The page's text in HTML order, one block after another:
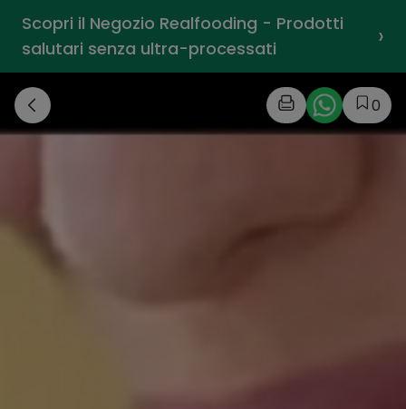
Scopri il Negozio Realfooding - Prodotti
salutari senza ultra-processati
›
0